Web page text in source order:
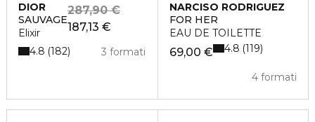
DIOR
SAUVAGE
Elixir
187,13 €
287,90 €
3 formati
4.8 182
NARCISO RODRIGUEZ
FOR HER
EAU DE TOILETTE
69,00 €
4 formati
4.8 119